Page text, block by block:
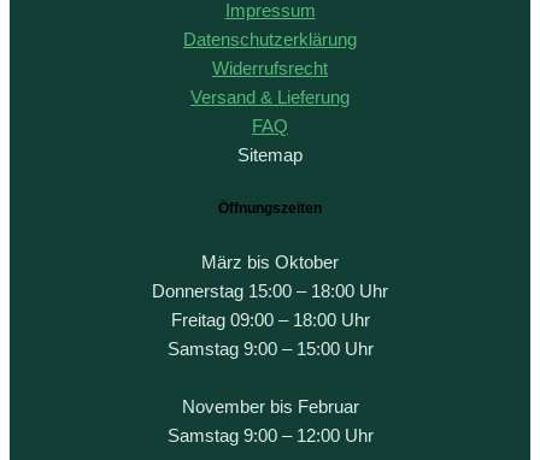
Impressum
Datenschutzerklärung
Widerrufsrecht
Versand & Lieferung
FAQ
Sitemap
Öffnungszeiten
März bis Oktober
Donnerstag 15:00 – 18:00 Uhr
Freitag 09:00 – 18:00 Uhr
Samstag 9:00 – 15:00 Uhr
November bis Februar
Samstag 9:00 – 12:00 Uhr